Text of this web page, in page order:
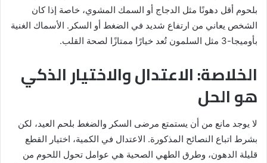
بلحوم أقل دهونًا مثل الدجاج أو السمك المشوي، خاصة إذا كان
الشخص يعاني من ارتفاع شديد في الضغط أو السكر. الأسماك الغنية
بأوميجا-3 مثل السلمون تُعد خيارًا ممتازًا لصحة القلب.
الخلاصة: الاعتدال والاختيار الذكي
هو الحل
لا يوجد مانع من أن يستمتع مرضى السكر والضغط بلحم العيد، لكن
بشرط اتباع النصائح المذكورة. الاعتدال في الكمية، اختيار القطع
قليلة الدهون، وطرق الطهي الصحية هي عوامل تحول اللحوم من